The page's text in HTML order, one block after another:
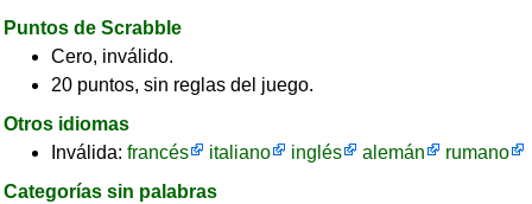
Puntos de Scrabble
Cero, inválido.
20 puntos, sin reglas del juego.
Otros idiomas
Inválida: francés italiano inglés alemán
rumano
Categorías sin palabras